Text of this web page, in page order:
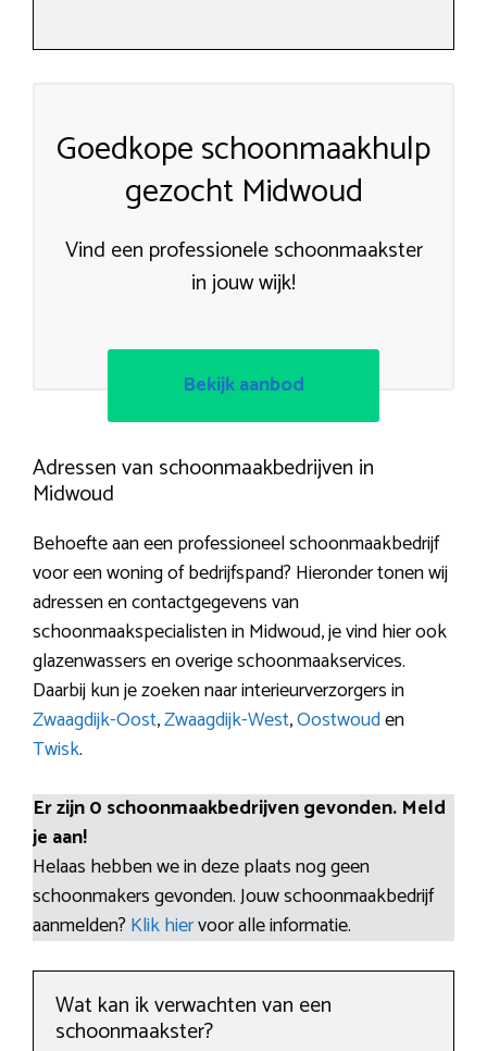
Goedkope schoonmaakhulp
gezocht Midwoud
Vind een professionele schoonmaakster
in jouw wijk!
Bekijk aanbod
Adressen van schoonmaakbedrijven in
Midwoud
Behoefte aan een professioneel schoonmaakbedrijf
voor een woning of bedrijfspand? Hieronder tonen wij
adressen en contactgegevens van
schoonmaakspecialisten in Midwoud, je vind hier ook
glazenwassers en overige schoonmaakservices.
Daarbij kun je zoeken naar interieurverzorgers in
Zwaagdijk-Oost,Zwaagdijk-West,Oostwouden
Twisk.
Er zijn 0 schoonmaakbedrijven gevonden. Meld
je aan!
Helaas hebben we in deze plaats nog geen
schoonmakers gevonden. Jouw schoonmaakbedrijf
aanmelden? Klik hiervoor alle informatie.
Wat kan ik verwachten van een
schoonmaakster?